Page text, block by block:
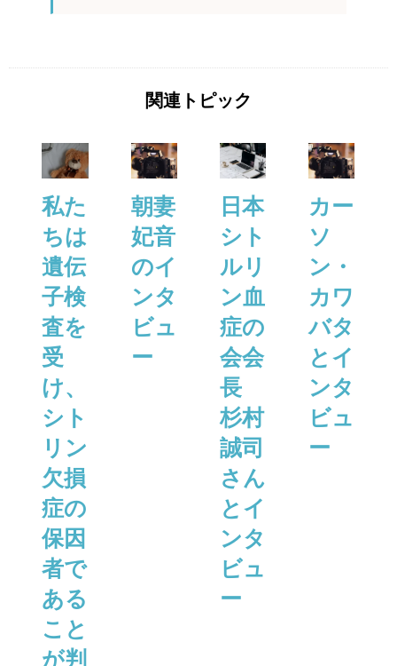
関連トピック
私た
ちは
遺伝
子検
査を
受
け、
シト
リン
欠損
症の
保因
者で
ある
こと
が判
朝妻
妃音
のイ
ンタ
ビュ
ー
日本
シト
ルリ
ン血
症の
会会
長
杉村
誠司
さん
とイ
ンタ
ビュ
ー
カー
ソ
ン・
カワ
バタ
とイ
ンタ
ビュ
ー